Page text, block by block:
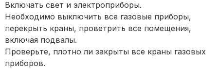
Включать свет и электроприборы.
Необходимо выключить все газовые приборы,
перекрыть краны, проветрить все помещения,
включая подвалы.
Проверьте, плотно ли закрыты все краны газовых
приборов.